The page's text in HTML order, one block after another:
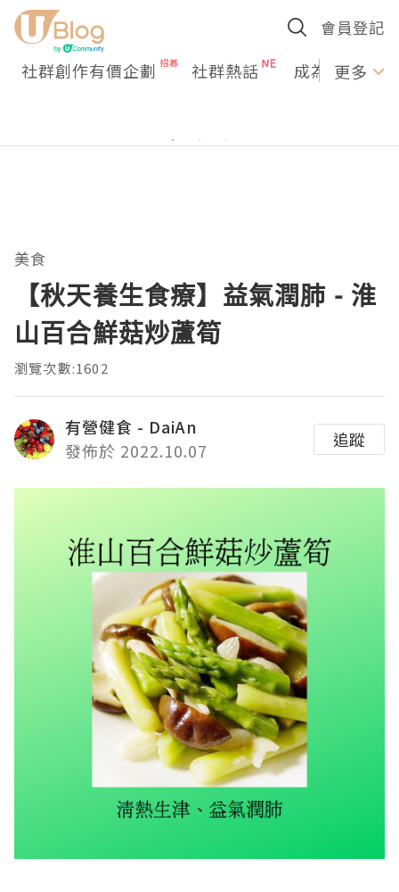
會員登記
社群創作有價企劃 社群熱話 成為U更多
美食
【秋天養生食療】益氣潤肺 - 淮
山百合鮮菇炒蘆筍
瀏覽次數:1602
有營健食 - DaiAn
發佈於 2022.10.07
追蹤